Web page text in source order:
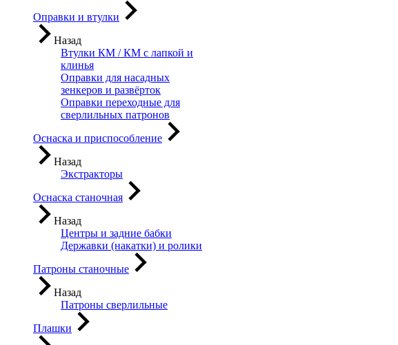
Оправки и втулки
Назад
Втулки КМ / КМ с лапкой и
клинья
Оправки для насадных
зенкеров и развёрток
Оправки переходные для
сверлильных патронов
Оснаска и приспособление
Назад
Экстракторы
Оснаска станочная
Назад
Центры и задние бабки
Державки (накатки) и ролики
Патроны станочные
Назад
Патроны сверлильные
Плашки